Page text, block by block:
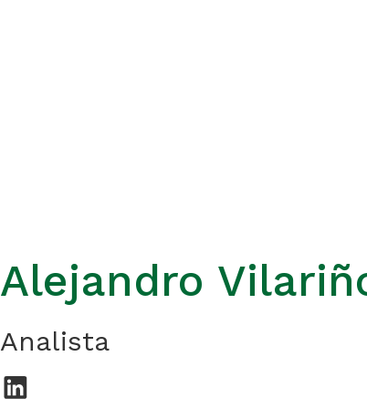
Alejandro
Analista